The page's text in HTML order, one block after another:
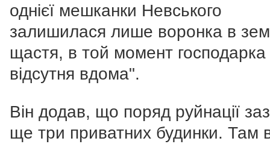
однієї мешканки Невського
залишилася лише воронка в
щастя, в той момент господарка
відсутня вдома".
Він додав, що поряд руйнації
ще три приватних будинки. Там